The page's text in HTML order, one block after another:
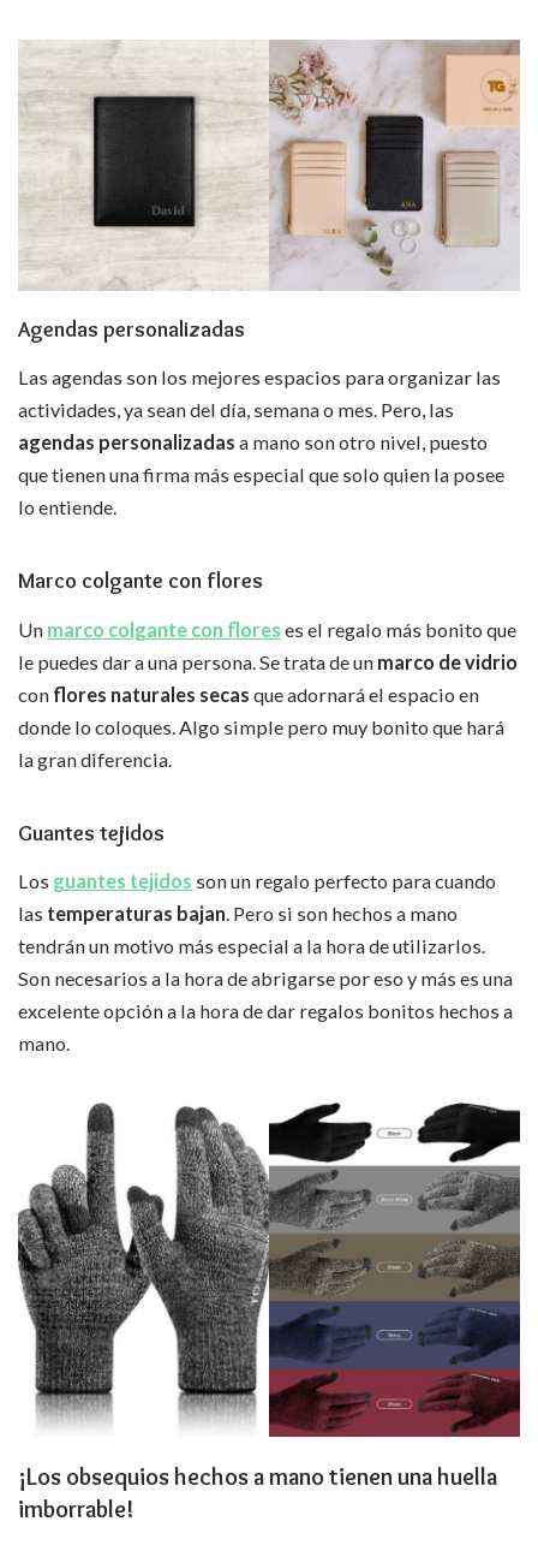
Agendas personalizadas
Las agendas son los mejores espacios para organizar las
actividades, ya sean del día, semana o mes. Pero, las
agendas personalizadas a mano son otro nivel, puesto
que tienen una firma más especial que solo quien la posee
lo entiende.
Marco colgante con flores
Un marco colgante con flores es el regalo más bonito que
le puedes dar a una persona. Se trata de un marco de vidrio
con flores naturales secas que adornará el espacio en
donde lo coloques. Algo simple pero muy bonito que hará
la gran diferencia.
Guantes tejidos
Los guantes tejidos son un regalo perfecto para cuando
las temperaturas bajan. Pero si son hechos a mano
tendrán un motivo más especial a la hora de utilizarlos.
Son necesarios a la hora de abrigarse por eso y más es una
excelente opción a la hora de dar regalos bonitos hechos a
mano.
¡Los obsequios hechos a mano tienen una huella
imborrable!